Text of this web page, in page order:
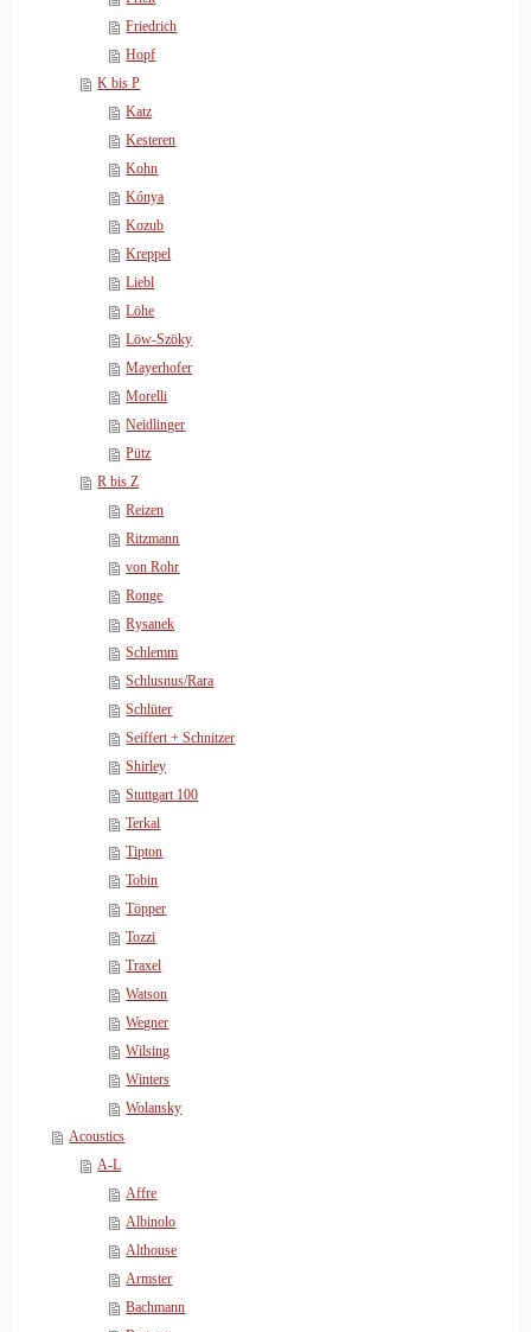
Friedrich
Hopf
K bis P
Katz
Kesteren
Kohn
Kónya
Kozub
Kreppel
Liebl
Löhe
Löw-Szöky
Mayerhofer
Morelli
Neidlinger
Pütz
R bis Z
Reizen
Ritzmann
von Rohr
Ronge
Rysanek
Schlemm
Schlusnus/Rara
Schlüter
Seiffert + Schnitzer
Shirley
Stuttgart 100
Terkal
Tipton
Tobin
Töpper
Tozzi
Traxel
Watson
Wegner
Wilsing
Winters
Wolansky
Acoustics
A-L
Affre
Albinolo
Althouse
Armster
Bachmann